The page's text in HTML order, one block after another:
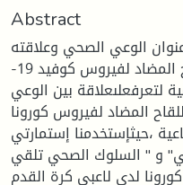
Abstract
الوعي الصحي وعلاقته
بالسلوك الصحي - تلقي اللقاح المضاد لفيروس كوفيد 19-
لتعرفعلىعلاقة بين الوعي
المضاد لفيروس كورونا
،حيثإستخدمنا إستمارتي
و " السلوك الصحي تلقي
لدى لاعبي كرة القدم